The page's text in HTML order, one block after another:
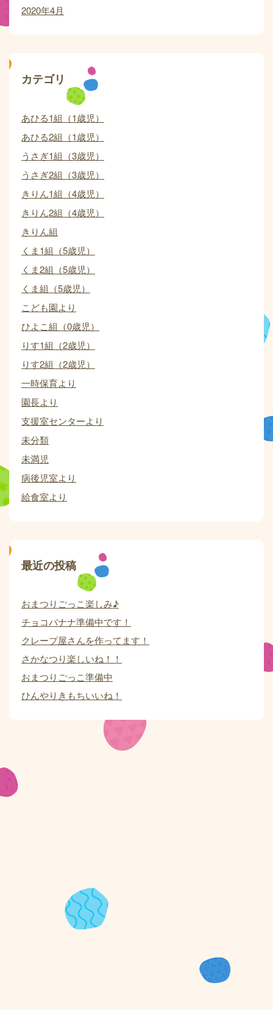
2020年4月
カテゴリ
あひる1組（1歳児）
あひる2組（1歳児）
うさぎ1組（3歳児）
うさぎ2組（3歳児）
きりん1組（4歳児）
きりん2組（4歳児）
きりん組
くま1組（5歳児）
くま2組（5歳児）
くま組（5歳児）
こども園より
ひよこ組（0歳児）
りす1組（2歳児）
りす2組（2歳児）
一時保育より
園長より
支援室センターより
未分類
未満児
病後児室より
給食室より
最近の投稿
おまつりごっこ楽しみ♪
チョコバナナ準備中です！
クレープ屋さんを作ってます！
さかなつり楽しいね！！
おまつりごっこ準備中
ひんやりきもちいいね！